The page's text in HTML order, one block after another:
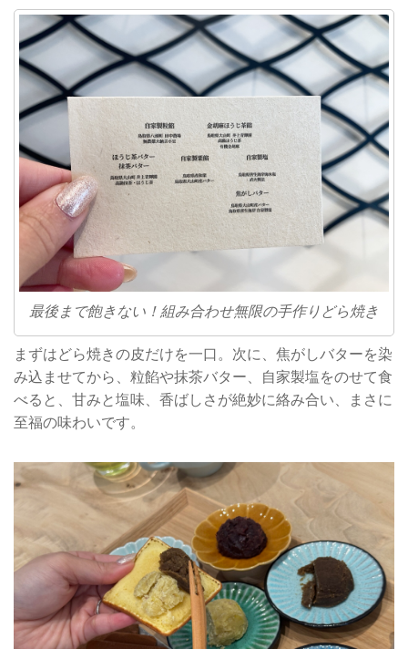
最後まで飽きない！組み合わせ無限の手作りどら焼き
まずはどら焼きの皮だけを一口。次に、焦がしバターを染
み込ませてから、粒餡や抹茶バター、自家製塩をのせて食
べると、甘みと塩味、香ばしさが絶妙に絡み合い、まさに
至福の味わいです。